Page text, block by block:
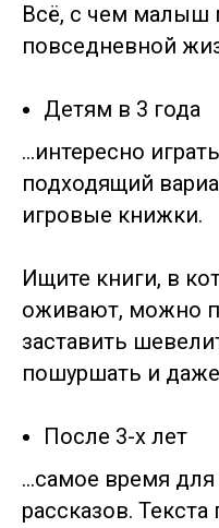
Всё, с чем малыш
повседневной
Детям в 3 года
…интересно
подходящий
игровые книжки.
Ищите книги, в
оживают, можно
заставить
пошуршать и
После 3-х лет
…самое время для
рассказов.